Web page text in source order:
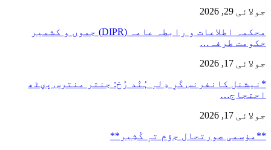
جولائی 29, 2026
محکمہ اطلاعات و رابطہ عامہ (DIPR) جموں و کشمیر
حکومت طرفہ…
جولائی 17, 2026
*نیشنل کانفرنس کَرِ دِلہِ ہُنٛد رُخ: جنتر منترس پؠٹھ
احتجاج…
جولائی 17, 2026
**مؤسمی صورتحال جۆم تہٕ کٔشِیر**